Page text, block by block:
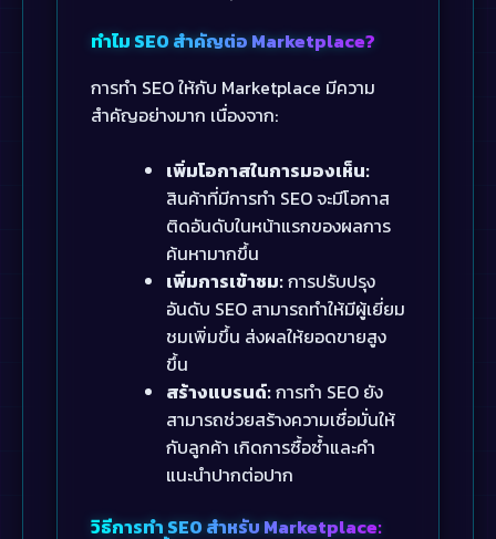
ทำไม SEO สำคัญต่อ Marketplace?
การทำ SEO ให้กับ Marketplace มีความ
สำคัญอย่างมาก เนื่องจาก:
เพิ่มโอกาสในการมองเห็น:
สินค้าที่มีการทำ SEO จะมีโอกาส
ติดอันดับในหน้าแรกของผลการ
ค้นหามากขึ้น
เพิ่มการเข้าชม:การปรับปรุง
อันดับ SEO สามารถทำให้มีผู้เยี่ยม
ชมเพิ่มขึ้น ส่งผลให้ยอดขายสูง
ขึ้น
สร้างแบรนด์:การทำ SEO ยัง
สามารถช่วยสร้างความเชื่อมั่นให้
กับลูกค้า เกิดการซื้อซ้ำและคำ
แนะนำปากต่อปาก
วิธีการทำ SEO สำหรับ Marketplace: